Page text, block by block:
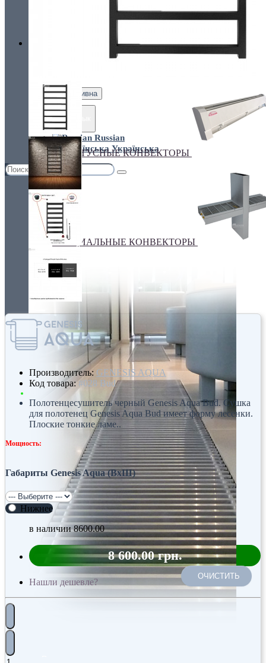
Украина, г.Киев. ул. Кирилловская,160А
грн. Гривна
Russian
Українська
ПЛИНТУСНЫЕ КОНВЕКТОРЫ
СПЕЦИАЛЬНЫЕ КОНВЕКТОРЫ
Производитель: GENESIS AQUA
Код товара:#028 Bud
Полотенцесушитель черный Genesis Aqua Bud. Сушка
для полотенец Genesis Aqua Bud имеет форму лесенки.
Плоские тонкие ламе..
Мощность:
Габариты Genesis Aqua (ВхШ)
Нижнее
в наличии8600.00
8 600.00 грн.
Нашли дешевле?
ОЧИСТИТЬ